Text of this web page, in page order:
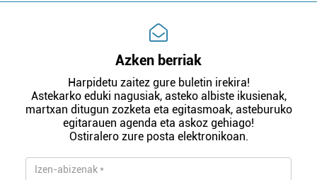
Azken berriak
Harpidetu zaitez gure buletin irekira!
Astekarko eduki nagusiak, asteko albiste ikusienak,
martxan ditugun zozketa eta egitasmoak, asteburuko
egitarauen agenda eta askoz gehiago!
Ostiralero zure posta elektronikoan.